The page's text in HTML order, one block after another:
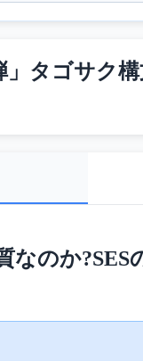
」タゴサク
なのか